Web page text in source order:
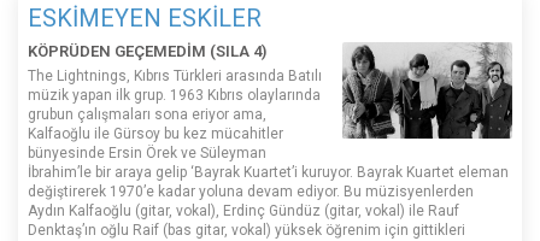
ESKİMEYEN ESKİLER
KÖPRÜDEN GEÇEMEDİM (SILA 4)
The Lightnings, Kıbrıs Türkleri arasında Batılı
müzik yapan ilk grup. 1963 Kıbrıs olaylarında
grubun çalışmaları sona eriyor ama,
Kalfaoğlu ile Gürsoy bu kez mücahitler
bünyesinde Ersin Örek ve Süleyman
İbrahim’le bir araya gelip ‘Bayrak Kuartet’i kuruyor. Bayrak Kuartet eleman
değiştirerek 1970’e kadar yoluna devam ediyor. Bu müzisyenlerden
Aydın Kalfaoğlu (gitar, vokal), Erdinç Gündüz (gitar, vokal) ile Rauf
Denktaş’ın oğlu Raif (bas gitar, vokal) yüksek öğrenim için gittikleri